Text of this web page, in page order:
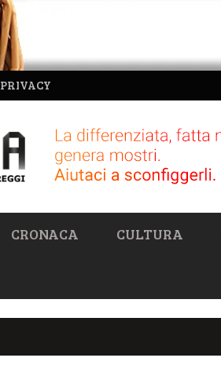
PRIVACY
CRONACA CULTURA